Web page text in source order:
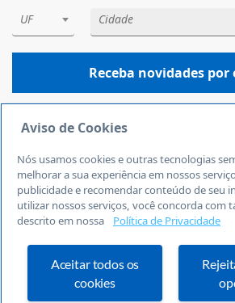
Central de Atendimento
0800 570
24 horas por dia
Fale Conosco
Ouvidoria
Definições de
UF Cidade
Receba novidades por
Aviso de Cookies
Nós usamos cookies e outras tecnologias
melhorar a sua experiência em nossos
publicidade e recomendar conteúdo de seu
utilizar nossos serviços, você concorda com
descrito em nossa
Política de Privacidade
Aceitar todos os
cookies